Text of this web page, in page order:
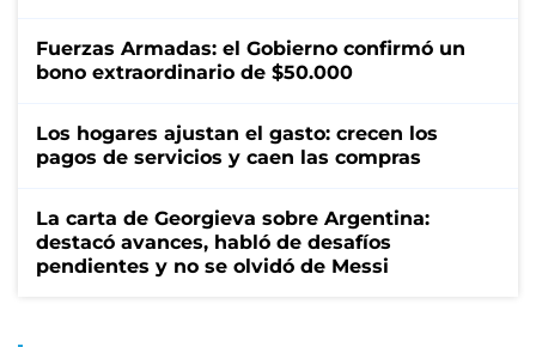
Fuerzas Armadas: el Gobierno confirmó un
bono extraordinario de $50.000
Los hogares ajustan el gasto: crecen los
pagos de servicios y caen las compras
La carta de Georgieva sobre Argentina:
destacó avances, habló de desafíos
pendientes y no se olvidó de Messi